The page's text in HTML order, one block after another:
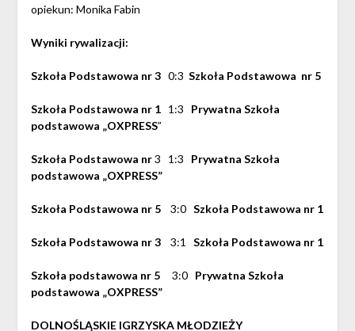
opiekun: Monika Fabin
Wyniki rywalizacji:
Szkoła Podstawowa nr 30:3 Szkoła Podstawowa nr 5
Szkoła Podstawowa nr 1 1:3 Prywatna Szkoła
podstawowa „OXPRESS”
Szkoła Podstawowa nr3 1:3 Prywatna Szkoła
podstawowa „OXPRESS”
Szkoła Podstawowa nr 5 3:0 Szkoła Podstawowa nr 1
Szkoła Podstawowa nr 3 3:1 Szkoła Podstawowa nr 1
Szkoła podstawowa nr 5 3:0 Prywatna Szkoła
podstawowa „OXPRESS”
DOLNOŚLĄSKIE IGRZYSKA MŁODZIEŻY